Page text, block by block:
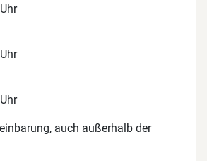
auch außerhalb der